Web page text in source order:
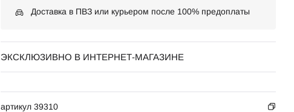
Доставка в ПВЗ или курьером после 100% предоплаты
ЭКСКЛЮЗИВНО В ИНТЕРНЕТ-МАГАЗИНЕ
артикул 39310